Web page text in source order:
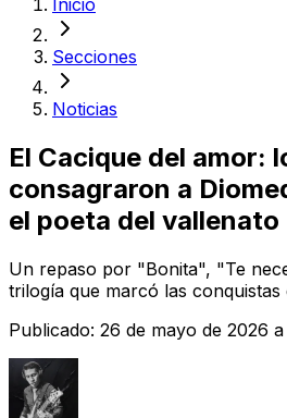
Inicio
Secciones
Noticias
El Cacique del amor:
consagraron a
el poeta del vallenato
Un repaso por "Bonita", "Te
trilogía que marcó las conquistas
Publicado: 26 de mayo de 2026